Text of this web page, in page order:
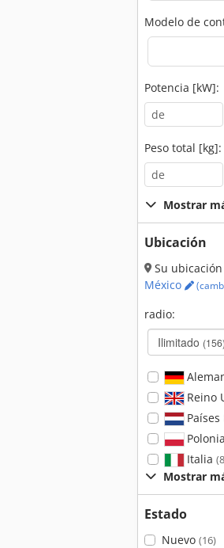
Modelo de
Potencia [kW]:
Peso total [kg]:
Mostrar
Ubicación
Su
México
radio:
Ilimitado (156)
Reino
Países
Polonia
Italia
Mostrar
Estado
Nuevo (16)